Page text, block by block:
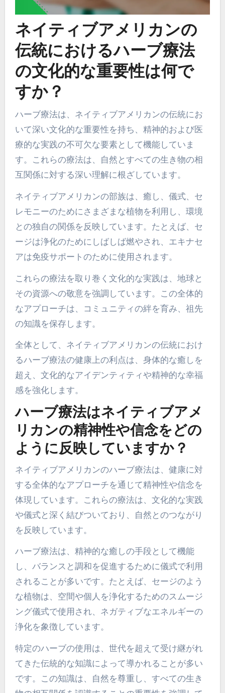
ネイティブアメリカンの
伝統におけるハーブ療法
の文化的な重要性は何で
すか？
ハーブ療法は、ネイティブアメリカンの伝統にお
いて深い文化的な重要性を持ち、精神的および医
療的な実践の不可欠な要素として機能していま
す。これらの療法は、自然とすべての生き物の相
互関係に対する深い理解に根ざしています。
ネイティブアメリカンの部族は、癒し、儀式、セ
レモニーのためにさまざまな植物を利用し、環境
との独自の関係を反映しています。たとえば、セ
ージは浄化のためにしばしば燃やされ、エキナセ
アは免疫サポートのために使用されます。
これらの療法を取り巻く文化的な実践は、地球と
その資源への敬意を強調しています。この全体的
なアプローチは、コミュニティの絆を育み、祖先
の知識を保存します。
全体として、ネイティブアメリカンの伝統におけ
るハーブ療法の健康上の利点は、身体的な癒しを
超え、文化的なアイデンティティや精神的な幸福
感を強化します。
ハーブ療法はネイティブアメ
リカンの精神性や信念をどの
ように反映していますか？
ネイティブアメリカンのハーブ療法は、健康に対
する全体的なアプローチを通じて精神性や信念を
体現しています。これらの療法は、文化的な実践
や儀式と深く結びついており、自然とのつながり
を反映しています。
ハーブ療法は、精神的な癒しの手段として機能
し、バランスと調和を促進するために儀式で利用
されることが多いです。たとえば、セージのよう
な植物は、空間や個人を浄化するためのスムージ
ング儀式で使用され、ネガティブなエネルギーの
浄化を象徴しています。
特定のハーブの使用は、世代を超えて受け継がれ
てきた伝統的な知識によって導かれることが多い
です。この知識は、自然を尊重し、すべての生き